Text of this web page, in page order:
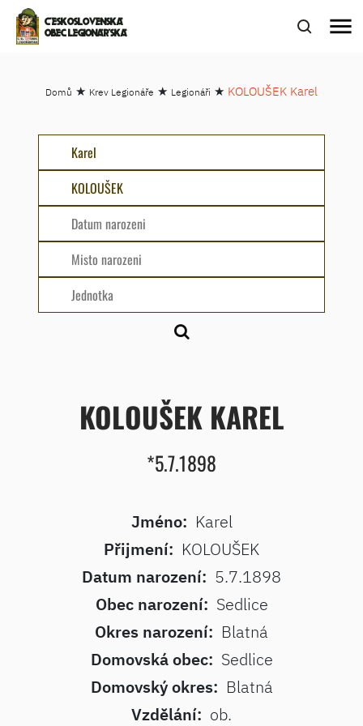
ČESKOSLOVENSKÁ
OBEC LEGIONÁŘSKÁ
menu
Domů ★ Krev Legionáře ★ Legionáři ★ KOLOUŠEK Karel
KOLOUŠEK KAREL
*5.7.1898
Jméno: Karel
Přijmení: KOLOUŠEK
Datum narození: 5.7.1898
Obec narození: Sedlice
Okres narození: Blatná
Domovská obec: Sedlice
Domovský okres: Blatná
Vzdělání: ob.